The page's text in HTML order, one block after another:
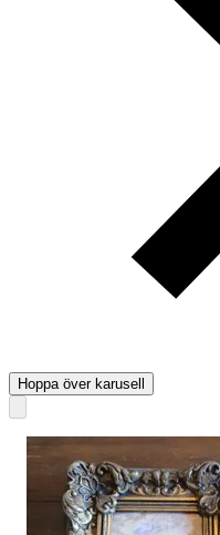
Hoppa över karusell